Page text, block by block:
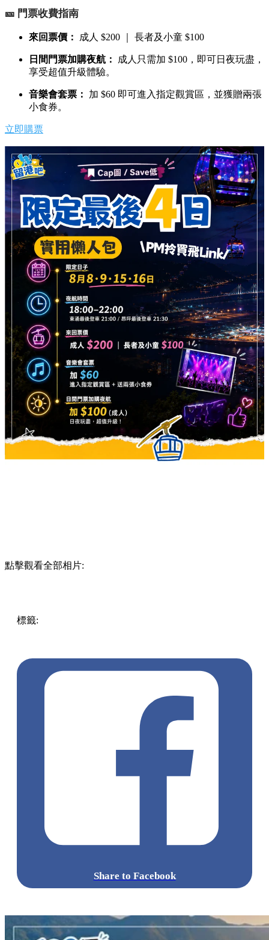
🎫 門票收費指南
來回票價： 成人 $200 ｜ 長者及小童 $100
日間門票加購夜航：
成人只需加 $100，即可日夜玩盡，
享受超值升級體驗。
音樂會套票：
加 $60 即可進入指定觀賞區，並獲贈兩張
小食券。
立即購票
點擊觀看全部相片:
標籤:
Share to Facebook